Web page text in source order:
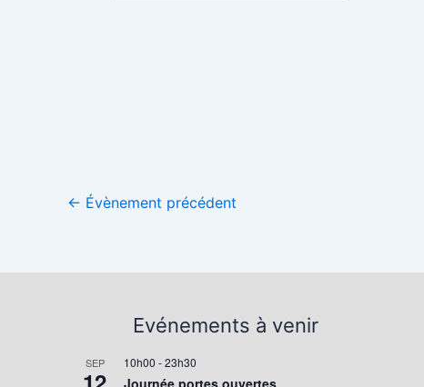
← Évènement précédent
Evénements à venir
SEP 10h00 -23h30
Journée portes ouvertes